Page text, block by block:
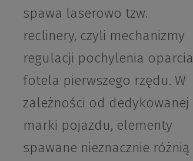
spawa laserowo tzw.
reclinery, czyli mechanizmy
regulacji pochylenia oparcia
fotela pierwszego rzędu. W
zależności od dedykowanej
marki pojazdu, elementy
spawane nieznacznie różnią